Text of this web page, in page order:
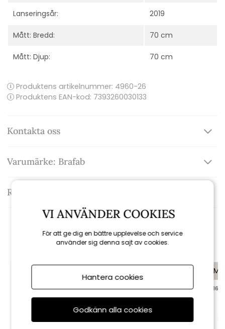
Lanseringsår: 2019
Mått: Bredd: 70 cm
Mått: Djup: 70 cm
Produktens artikelnummer: 4960-26
Produktens EAN-kod: 7393260030133
Kontakta oss
Varumärke: Brafab
Recensioner
Rekommenderade tillbehör
till 16/8 till 16/8
VI ANVÄNDER COOKIES
För att ge dig en bättre upplevelse och service
använder sig denna sajt av cookies.
Hantera cookies
Godkänn alla cookies